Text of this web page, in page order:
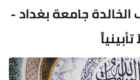
جامعة بغداد -